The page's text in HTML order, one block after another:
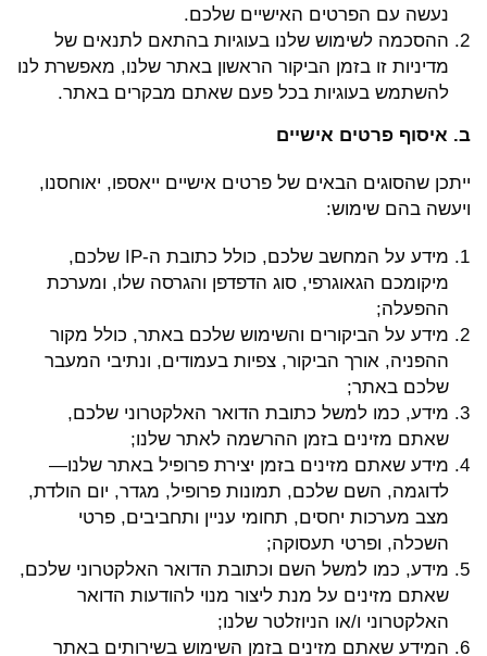
נעשה עם הפרטים האישיים שלכם.
ההסכמה לשימוש שלנו בעוגיות בהתאם לתנאים של
מדיניות זו בזמן הביקור הראשון באתר שלנו, מאפשרת לנו
להשתמש בעוגיות בכל פעם שאתם מבקרים באתר.
ב. איסוף פרטים אישיים
ייתכן שהסוגים הבאים של פרטים אישיים ייאספו, יאוחסנו,
ויעשה בהם שימוש:
מידע על המחשב שלכם, כולל כתובת ה-IP שלכם,
מיקומכם הגאוגרפי, סוג הדפדפן והגרסה שלו, ומערכת
ההפעלה;
מידע על הביקורים והשימוש שלכם באתר, כולל מקור
ההפניה, אורך הביקור, צפיות בעמודים, ונתיבי המעבר
שלכם באתר;
מידע, כמו למשל כתובת הדואר האלקטרוני שלכם,
שאתם מזינים בזמן ההרשמה לאתר שלנו;
מידע שאתם מזינים בזמן יצירת פרופיל באתר שלנו—
לדוגמה, השם שלכם, תמונות פרופיל, מגדר, יום הולדת,
מצב מערכות יחסים, תחומי עניין ותחביבים, פרטי
השכלה, ופרטי תעסוקה;
מידע, כמו למשל השם וכתובת הדואר האלקטרוני שלכם,
שאתם מזינים על מנת ליצור מנוי להודעות הדואר
האלקטרוני ו/או הניוזלטר שלנו;
המידע שאתם מזינים בזמן השימוש בשירותים באתר